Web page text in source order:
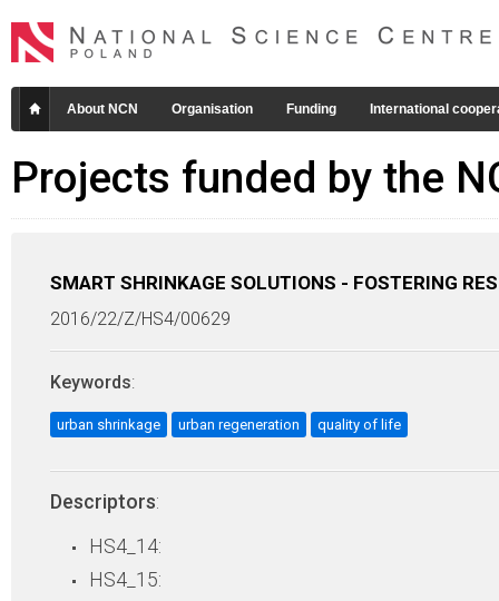
About NCN Organisation Funding International
Projects funded by the
SMART SHRINKAGE SOLUTIONS - FOSTERING
2016/22/Z/HS4/00629
Keywords:
urban shrinkage urban regeneration quality of life
Descriptors:
HS4_14:
HS4_15: